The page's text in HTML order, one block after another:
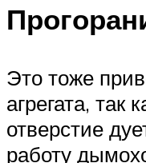
Это тоже
агрегата, так
отверстие
работу